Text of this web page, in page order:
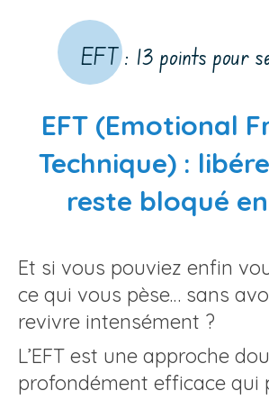
EFT : 13 points pour
EFT (Emotional
Technique) :
reste bloqué
Et si vous pouviez enfin
ce qui vous pèse… sans
revivre intensément ?
L’EFT est une approche
profondément efficace qui